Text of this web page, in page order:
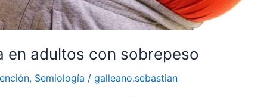
en adultos con sobrepeso
, Semiología / galleano.sebastian